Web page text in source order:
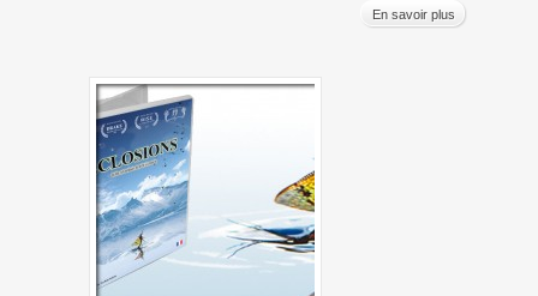
En savoir plus